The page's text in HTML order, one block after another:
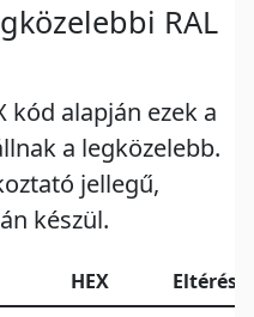
RAL
kód alapján ezek a
a legközelebb.
jellegű,
készül.
HEX
Eltérés